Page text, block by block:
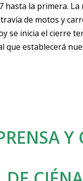
hasta la primera. La
de motos y
se inicia el cierre
que establecerá